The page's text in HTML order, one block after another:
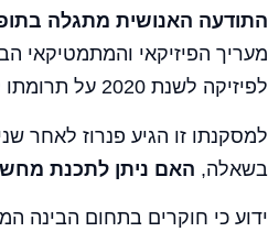
התודעה האנושית מתגלה
מעריך הפיזיקאי והמתמטיקאי
לפיזיקה לשנת 2020 על תרומתו לחקר החורים השחורים.
למסקנתו זו הגיע פנרוז לאחר
בשאלה, האם ניתן לתכנת
ידוע כי חוקרים בתחום הבינה